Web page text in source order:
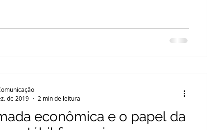
econômica e o papel da
de 2019
2 min de leitura